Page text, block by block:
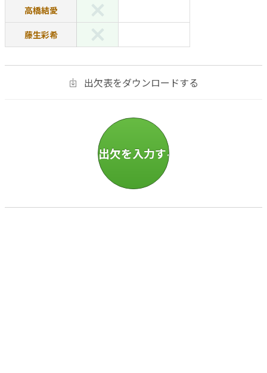
高橋結愛
藤生彩希
出欠表をダウンロードする